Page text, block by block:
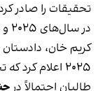
تحقیقات را صادر
در سال‌های ۲۰۲۵ و ۲۰۲۶ همچنان باز و فعال باقی مانده است.
۲۰۲۵ اعلام
طالبان احتمالاً در